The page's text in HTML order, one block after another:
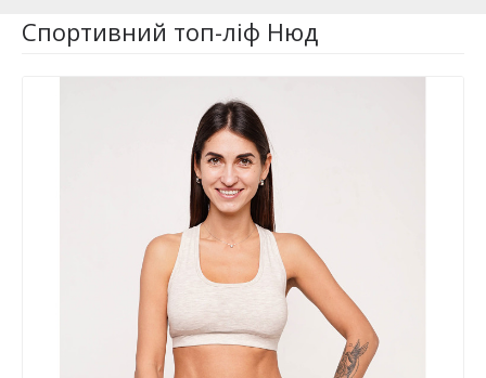
Спортивний топ-ліф Нюд